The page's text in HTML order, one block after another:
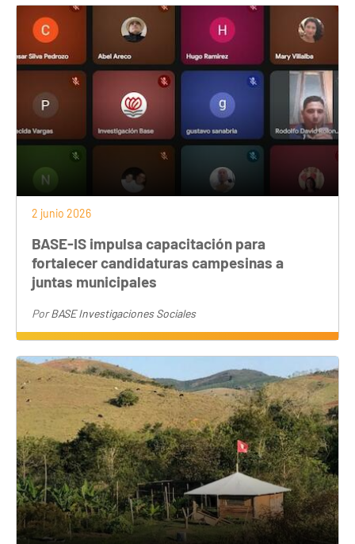
2 junio 2026
BASE-IS impulsa capacitación para
fortalecer candidaturas campesinas a
juntas municipales
PorBASE Investigaciones Sociales